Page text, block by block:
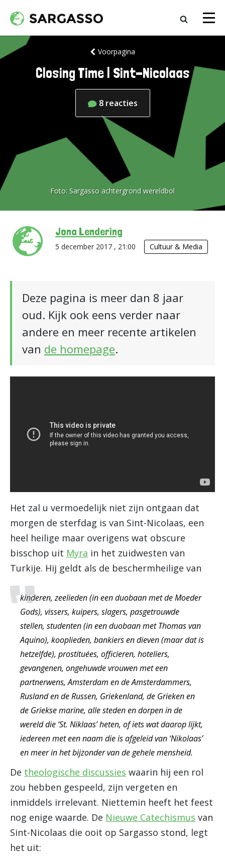
Voorpagina
Closing Time | Sint-Nicolaas
8 reacties
Foto: Sargasso achtergrond wereldbol
Jona Lendering
5 december 2017 , 21:00 Cultuur & Media
Deze pagina is meer dan 8 jaar
oud. Kijk ook eens verder naar
andere en meer recente artikelen
van de homepage.
Het zal u vermoedelijk niet zijn ontgaan dat
morgen de sterfdag is van Sint-Nicolaas, een
heel heilige maar overigens wat obscure
bisschop uit Myra in het zuidwesten van
Turkije. Hij geldt als de beschermheilige van
kinderen, zeelieden (in een duobaan met de Moeder
Gods), vissers, kuipers, slagers, pasgetrouwde
stellen, studenten (in een duobaan met Thomas van
Aquino), kooplieden, bankiers en dieven (maar dat is
hetzelfde), prostituées, officieren, hoteliers,
gevangenen, ongehuwde vrouwen met een
partnerwens, Amsterdam en de Amsterdammers,
Rusland en de Russen, Griekenland, de Grieken en
de Griekse marine, alle steden en dorpen in de
wereld die ‘St. Niklaas’ heten, of iets wat daarop lijkt,
iedereen met een naam die is afgeleid van ‘Nikolaas’
en meer in het bijzonder van de gehele mensheid.
De theologische discussies waarin hij een rol
zou hebben gespeeld, zijn vergeten en
inmiddels irrelevant. Niettemin heeft het feest
nog enige waarde. De Nieuwe Catechismus van
Sint-Nicolaas die ooit op Sargasso stond, legt
het uit: